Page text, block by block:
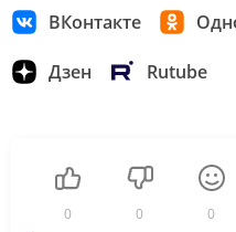
ВКонтакте
Дзен Rutube
0 0 0